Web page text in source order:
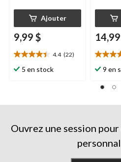
Ajouter
9,99 $
4.4 (22)
4.4
étoile(s)
évaluations
5 en stock
4.5
5.
9 en
Ouvrez une session